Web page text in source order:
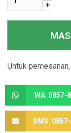
+
Untuk
WA: 0857-
SMS: